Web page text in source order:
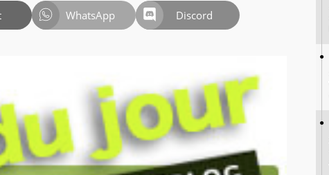
WhatsApp Discord